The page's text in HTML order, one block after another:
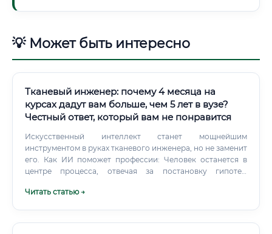
💡 Может быть интересно
Тканевый инженер: почему 4 месяца на
курсах дадут вам больше, чем 5 лет в вузе?
Честный ответ, который вам не понравится
Искусственный интеллект станет мощнейшим
инструментом в руках тканевого инженера, но не заменит
его. Как ИИ поможет профессии: Человек останется в
центре процесса, отвечая за постановку гипотез,
манипуляций и принятие этических решений.
Читать статью →